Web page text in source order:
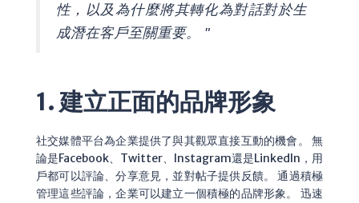
性，以及為什麼將其轉化為對話對於生
成潛在客戶至關重要。 "
1. 建立正面的品牌形象
社交媒體平台為企業提供了與其觀眾直接互動的機會。 無
論是Facebook、Twitter、Instagram還是LinkedIn，用
戶都可以評論、分享意見，並對帖子提供反饋。 通過積極
管理這些評論，企業可以建立一個積極的品牌形象。 迅速